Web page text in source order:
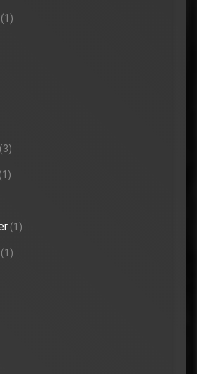
(1)
(3)
(1)
(1)
(1)